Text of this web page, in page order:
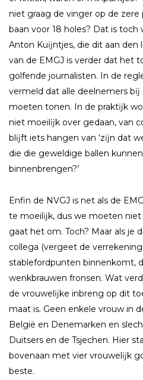
niet graag de vinger op de zere
baan voor 18 holes? Dat is
Anton Kuĳntjes, die dit aan den
van de EMGJ is verder dat het
golfende journalisten. In de
vermeld dat alle deelnemers
moeten tonen. In de praktĳk
niet moeilĳk over gedaan, van
blĳft iets hangen van ‘zĳn dat
die die geweldige ballen
binnenbrengen?’
Enfin de NVGJ is net als de
te moeilĳk, dus we moeten niet
gaat het om. Toch? Maar als je
collega (vergeet de
stablefordpunten binnenkomt,
wenkbrauwen fronsen. Wat
de vrouwelĳke inbreng op dit
maat is. Geen enkele vrouw in
België en Denemarken en
Duitsers en de Tsjechen. Hier
bovenaan met vier vrouwelĳk
beste.